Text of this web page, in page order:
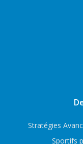
Stratégies
Sportifs